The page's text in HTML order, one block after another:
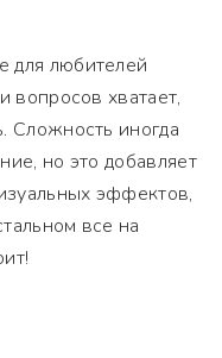
для любителей
вопросов хватает,
Сложность иногда
но это добавляет
эффектов,
все на